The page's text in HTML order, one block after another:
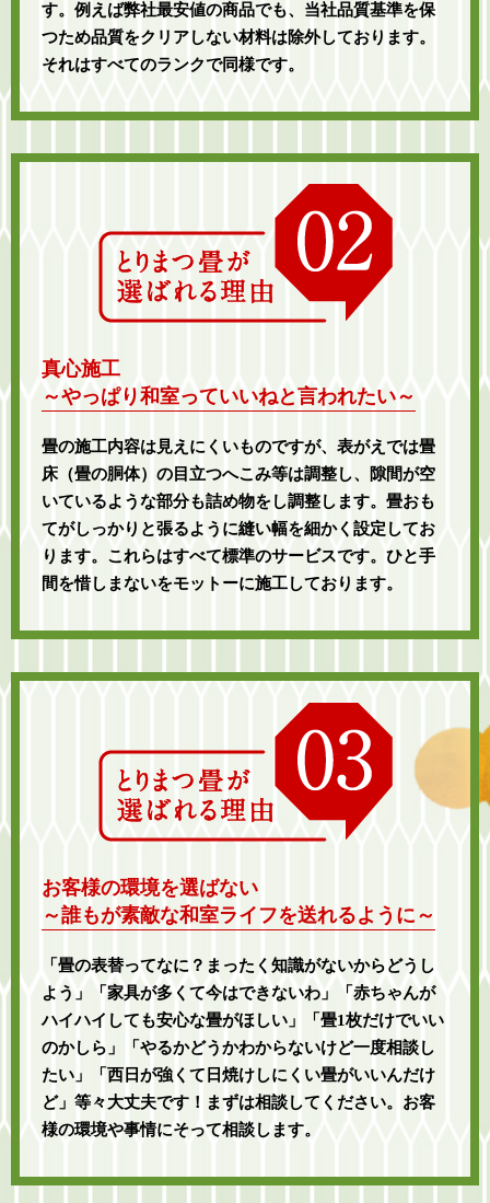
す。例えば弊社最安値の商品でも、当社品質基準を保
つため品質をクリアしない材料は除外しております。
それはすべてのランクで同様です。
真心施工
～やっぱり和室っていいねと言われたい～
畳の施工内容は見えにくいものですが、表がえでは畳
床（畳の胴体）の目立つへこみ等は調整し、隙間が空
いているような部分も詰め物をし調整します。畳おも
てがしっかりと張るように縫い幅を細かく設定してお
ります。これらはすべて標準のサービスです。ひと手
間を惜しまないをモットーに施工しております。
お客様の環境を選ばない
～誰もが素敵な和室ライフを送れるように～
「畳の表替ってなに？まったく知識がないからどうし
よう」「家具が多くて今はできないわ」「赤ちゃんが
ハイハイしても安心な畳がほしい」「畳1枚だけでいい
のかしら」「やるかどうかわからないけど一度相談し
たい」「西日が強くて日焼けしにくい畳がいいんだけ
ど」等々大丈夫です！まずは相談してください。お客
様の環境や事情にそって相談します。